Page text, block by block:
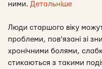
ними. Детальніше
Люди старшого віку
проблеми, пов’язані зі
хронічними болями,
стикаються з такими